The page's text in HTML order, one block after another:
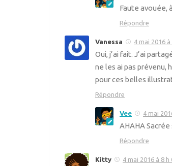
Faute avouée,
Répondre
Vanessa 4 mai 2016 à
Oui, j’ai fait. J’ai
ne les ai pas prévenu,
pour ces belles
Répondre
Vee 4 mai
AHAHA
Répondre
Kitty 4 mai 2016 à 8 h